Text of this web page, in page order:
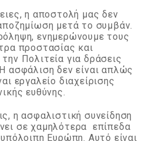
η αποστολή μας δεν
μετά το συμβάν.
ενημερώνουμε τους
προστασίας και
Πολιτεία για δράσεις
ασφάλιση δεν είναι απλώς
εργαλείο διαχείρισης
ευθύνης.
η ασφαλιστική συνείδηση
σε χαμηλότερα επίπεδα
Ευρώπη. Αυτό είναι